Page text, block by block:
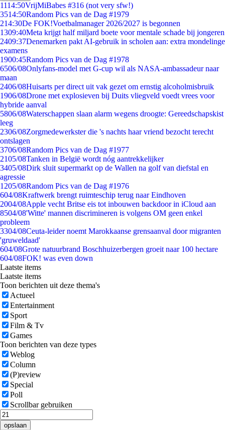
1114:50VrijMiBabes #316 (not very sfw!)
3514:50Random Pics van de Dag #1979
214:30De FOK!Voetbalmanager 2026/2027 is begonnen
1309:40Meta krijgt half miljard boete voor mentale schade bij jongeren
2409:37Denemarken pakt AI-gebruik in scholen aan: extra mondelinge
examens
1900:45Random Pics van de Dag #1978
6506/08Onlyfans-model met G-cup wil als NASA-ambassadeur naar
maan
2406/08Huisarts per direct uit vak gezet om ernstig alcoholmisbruik
1906/08Drone met explosieven bij Duits vliegveld voedt vrees voor
hybride aanval
5806/08Waterschappen slaan alarm wegens droogte: Gereedschapskist
leeg
2306/08Zorgmedewerkster die 's nachts haar vriend bezocht terecht
ontslagen
3706/08Random Pics van de Dag #1977
2105/08Tanken in België wordt nóg aantrekkelijker
3405/08Dirk sluit supermarkt op de Wallen na golf van diefstal en
agressie
1205/08Random Pics van de Dag #1976
604/08Kraftwerk brengt ruimteschip terug naar Eindhoven
2004/08Apple vecht Britse eis tot inbouwen backdoor in iCloud aan
8504/08'Witte' mannen discrimineren is volgens OM geen enkel
probleem
3304/08Ceuta-leider noemt Marokkaanse grensaanval door migranten
'gruweldaad'
604/08Grote natuurbrand Boschhuizerbergen groeit naar 100 hectare
604/08FOK! was even down
Laatste items
Laatste items
Toon berichten uit deze thema's
Actueel
Entertainment
Sport
Film & Tv
Games
Toon berichten van deze types
Weblog
Column
(P)review
Special
Poll
Scrollbar gebruiken
opslaan